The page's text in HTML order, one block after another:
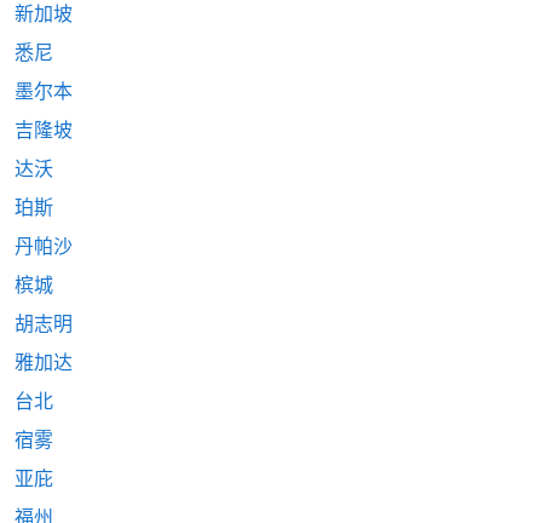
新加坡
悉尼
墨尔本
吉隆坡
达沃
珀斯
丹帕沙
槟城
胡志明
雅加达
台北
宿雾
亚庇
福州